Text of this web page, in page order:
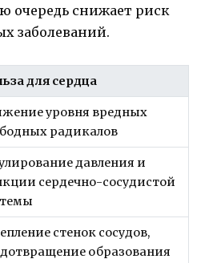
очередь снижает риск
заболеваний.
для сердца
уровня вредных
радикалов
давления и
сердечно-сосудистой
стенок сосудов,
образования